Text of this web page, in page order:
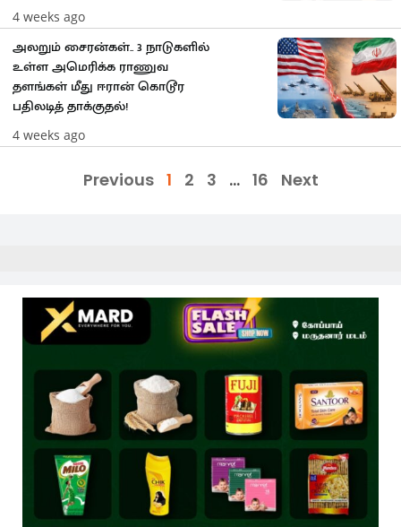
4 weeks ago
அலறும் சைரன்கள்.. 3 நாடுகளில்
உள்ள அமெரிக்க ராணுவ
தளங்கள் மீது ஈரான் கொடூர
பதிலடித் தாக்குதல்!
4 weeks ago
Previous 1 2 3 … 16 Next